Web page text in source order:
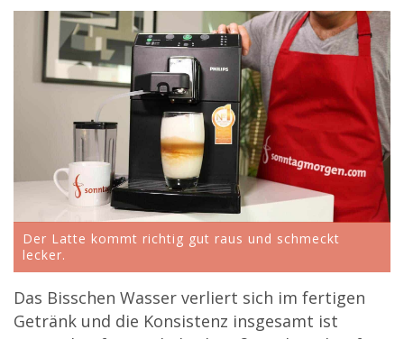
Der Latte kommt richtig gut raus und schmeckt
lecker.
Das Bisschen Wasser verliert sich im fertigen
Getränk und die Konsistenz insgesamt ist